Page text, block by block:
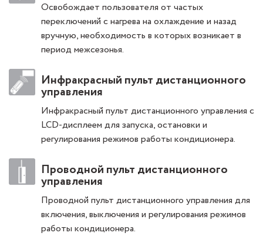
Освобождает пользователя от частых
переключений с нагрева на охлаждение и назад
вручную, необходимость в которых возникает в
период межсезонья.
Инфракрасный пульт дистанционного
управления
Инфракрасный пульт дистанционного управления с
LCD-дисплеем для запуска, остановки и
регулирования режимов работы кондиционера.
Проводной пульт дистанционного
управления
Проводной пульт дистанционного управления для
включения, выключения и регулирования режимов
работы кондиционера.